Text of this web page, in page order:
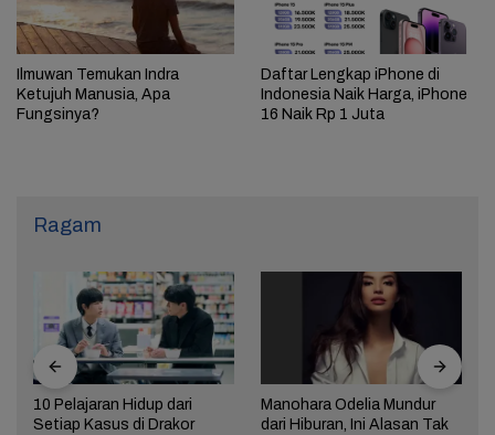
Ilmuwan Temukan Indra
Ketujuh Manusia, Apa
Fungsinya?
Daftar Lengkap iPhone di
Indonesia Naik Harga, iPhone
16 Naik Rp 1 Juta
Ragam
10 Pelajaran Hidup dari
Setiap Kasus di Drakor
Manohara Odelia Mundur
dari Hiburan, Ini Alasan Tak